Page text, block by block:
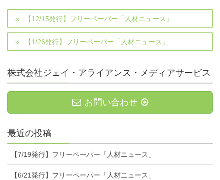
【12/15発行】フリーペーパー「人材ニュース」
【1/26発行】フリーペーパー「人材ニュース」
株式会社ジェイ・アライアンス・メディアサービス
お問い合わせ
最近の投稿
【7/19発行】フリーペーパー「人材ニュース」
【6/21発行】フリーペーパー「人材ニュース」